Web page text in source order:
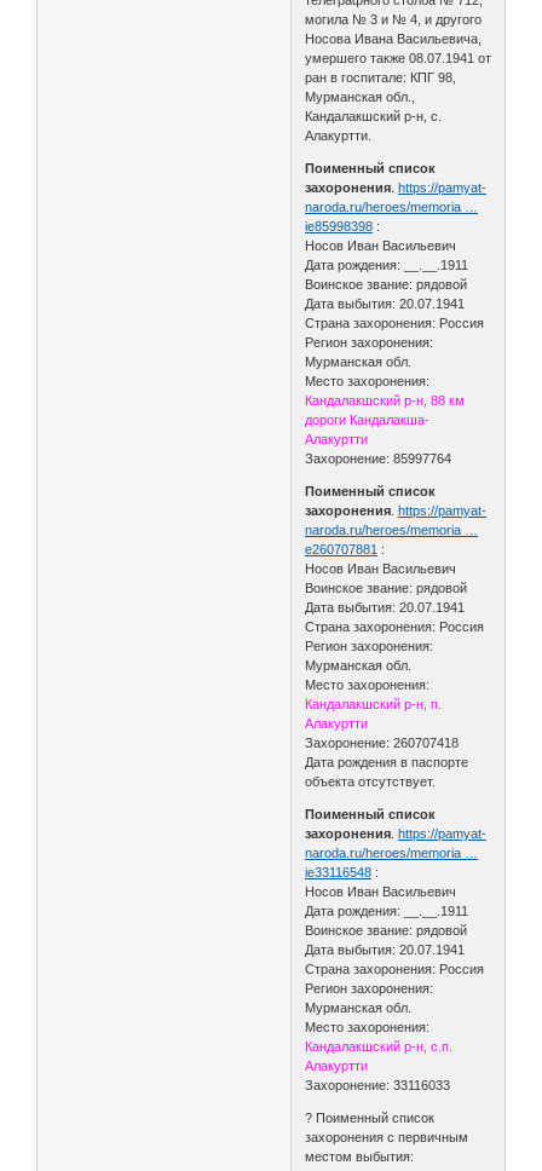
могила № 3 и № 4, и другого
Носова Ивана Васильевича,
умершего также 08.07.1941 от
ран в госпитале: КПГ 98,
Мурманская обл.,
Кандалакшский р-н, с.
Алакуртти.
Поименный список
захоронения .https://pamyat-
naroda.ru/heroes/memoria …
ie85998398 :
Носов Иван Васильевич
Дата рождения: __.__.1911
Воинское звание: рядовой
Дата выбытия: 20.07.1941
Страна захоронения: Россия
Регион захоронения:
Мурманская обл.
Место захоронения:
Кандалакшский р-н, 88 км
дороги Кандалакша-
Алакуртти
Захоронение: 85997764
Поименный список
захоронения .https://pamyat-
naroda.ru/heroes/memoria …
e260707881 :
Носов Иван Васильевич
Воинское звание: рядовой
Дата выбытия: 20.07.1941
Страна захоронения: Россия
Регион захоронения:
Мурманская обл.
Место захоронения:
Кандалакшский р-н, п.
Алакуртти
Захоронение: 260707418
Дата рождения в паспорте
объекта отсутствует.
Поименный список
захоронения .https://pamyat-
naroda.ru/heroes/memoria …
ie33116548 :
Носов Иван Васильевич
Дата рождения: __.__.1911
Воинское звание: рядовой
Дата выбытия: 20.07.1941
Страна захоронения: Россия
Регион захоронения:
Мурманская обл.
Место захоронения:
Кандалакшский р-н, с.п.
Алакуртти
Захоронение: 33116033
? Поименный список
захоронения с первичным
местом выбытия: